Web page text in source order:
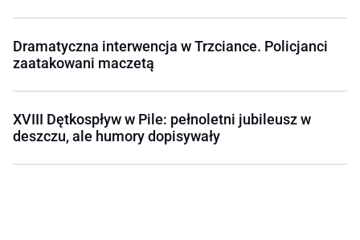
Dramatyczna interwencja w Trzciance. Policjanci
zaatakowani maczetą
XVIII Dętkospływ w Pile: pełnoletni jubileusz w
deszczu, ale humory dopisywały